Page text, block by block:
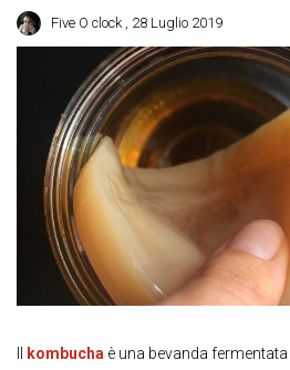
Five O clock , 28 Luglio 2019
kombucha è una bevanda